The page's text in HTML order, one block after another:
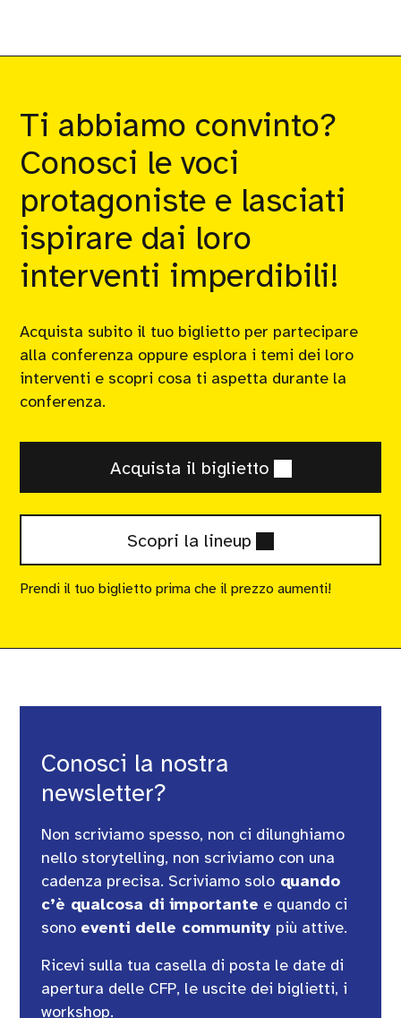
Ti abbiamo convinto?
Conosci le voci
protagoniste e lasciati
ispirare dai loro
interventi imperdibili!
Acquista subito il tuo biglietto per partecipare
alla conferenza oppure esplora i temi dei loro
interventi e scopri cosa ti aspetta durante la
conferenza.
Acquista il bigliettoBiglietti
Scopri la lineup Speaker
Prendi il tuo biglietto prima che il prezzo aumenti!
Conosci la nostra
newsletter?
Non scriviamo spesso, non ci dilunghiamo
nello storytelling, non scriviamo con una
cadenza precisa. Scriviamo solo quando
c’è qualcosa di importante e quando ci
sono eventi delle community più attive.
Ricevi sulla tua casella di posta le date di
apertura delle CFP, le uscite dei biglietti, i
workshop.